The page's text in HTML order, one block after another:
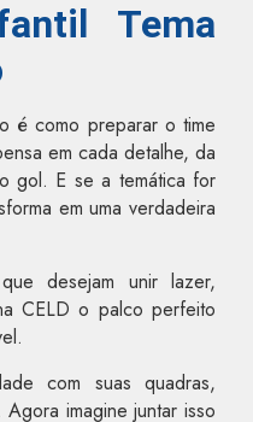
Tema
é como preparar o time
em cada detalhe, da
gol. E se a temática for
em uma verdadeira
desejam unir lazer,
CELD o palco perfeito
com suas quadras,
imagine juntar isso